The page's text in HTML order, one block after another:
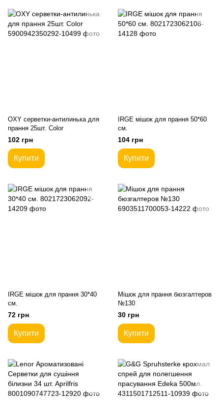
OXY серветки-антилинька для
прання 25шт. Color
102 грн
Купити
IRGE мішок для прання 50*60
см.
104 грн
Купити
IRGE мішок для прання 30*40
см.
72 грн
Купити
Мішок для прання бюзгалтеров
№130
30 грн
Купити